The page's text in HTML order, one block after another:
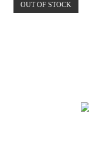
OUT OF STOCK